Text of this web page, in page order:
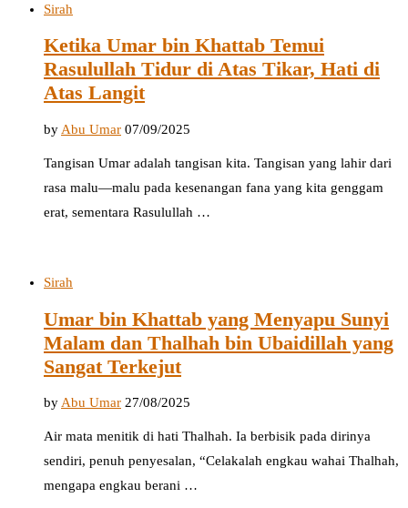
Sirah
Ketika Umar bin Khattab Temui
Rasulullah Tidur di Atas Tikar, Hati di
Atas Langit
by Abu Umar 07/09/2025
Tangisan Umar adalah tangisan kita. Tangisan yang lahir dari
rasa malu—malu pada kesenangan fana yang kita genggam
erat, sementara Rasulullah …
Sirah
Umar bin Khattab yang Menyapu Sunyi
Malam dan Thalhah bin Ubaidillah yang
Sangat Terkejut
byAbu Umar 27/08/2025
Air mata menitik di hati Thalhah. Ia berbisik pada dirinya
sendiri, penuh penyesalan, “Celakalah engkau wahai Thalhah,
mengapa engkau berani …